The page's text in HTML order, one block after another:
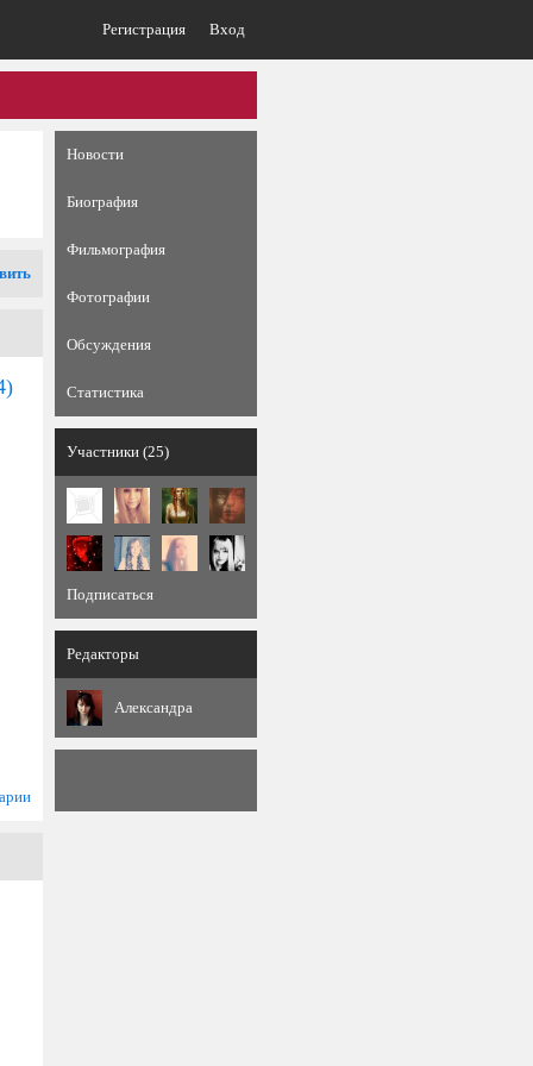
Регистрация Вход
Новости
Биография
Фильмография
Фотографии
Обсуждения
Статистика
Участники (25)
Подписаться
Редакторы
Александра